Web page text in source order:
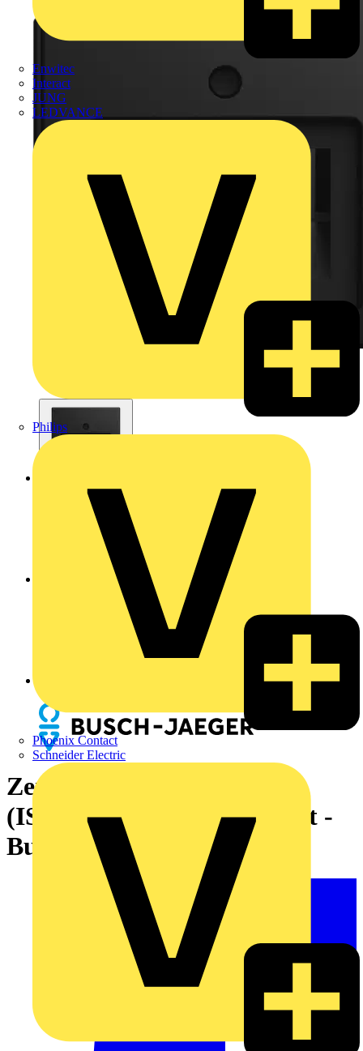
Enwitec
Interact
JUNG
LEDVANCE
Philips
Phoenix Contact
Schneider Electric
Zentralscheibe UAE/IAE
(ISDN) 2-fach schwarz matt -
Busch-balance® SI